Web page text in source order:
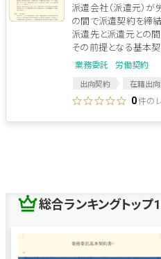
派遣会社（派遣元）
の間で派遣契約を締結
派遣先と派遣元との
その前提となる基本
業務委託 労働契約
出向契約 在籍出向
ソフトウェア開発
プ
0件の
総合ランキングトップ